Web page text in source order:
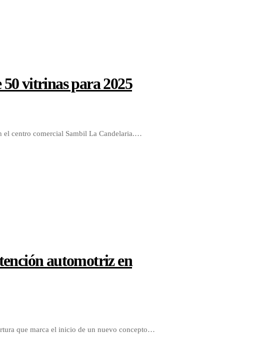
vitrinas para 2025
el centro comercial Sambil La Candelaria.…
automotriz en
que marca el inicio de un nuevo concepto…